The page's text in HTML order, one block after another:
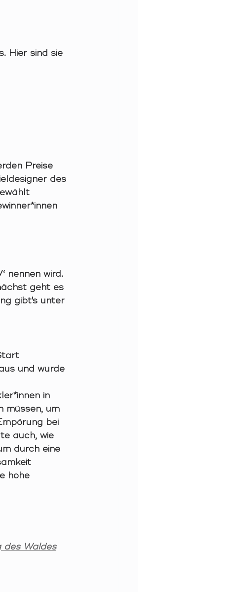
Hier sind sie
Preise
des
nennen wird.
geht es
gibt's unter
und wurde
in
müssen, um
bei
auch, wie
durch eine
hohe
des Waldes